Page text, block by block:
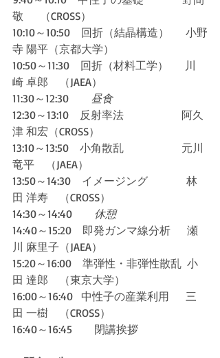
敬　  （CROSS）
10:10～10:50　回折（結晶構造）      小野
寺 陽平（京都大学）
10:50～11:30　回折（材料工学）      川
崎 卓郎　（JAEA）
11:30～12:30 昼食
12:30～13:10　反射率法                     阿久
津 和宏（CROSS）
13:10～13:50　小角散乱                     元川
竜平　（JAEA）
13:50～14:30　イメージング　          林
田 洋寿　（CROSS）
14:30～14:40 休憩
14:40～15:20　即発ガンマ線分析      瀬
川 麻里子（JAEA）
15:20～16:00　準弾性・非弾性散乱  小
田 達郎　（東京大学）
16:00～16:40   中性子の産業利用　  三
田 一樹　（CROSS）
16:40～16:45　　閉講挨拶